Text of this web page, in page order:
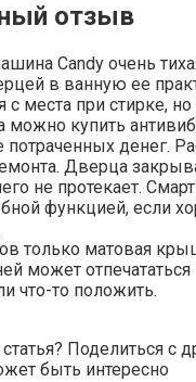
отзыв
Candy очень
в ванную ее
с места при стирке,
можно купить
потраченных денег.
Дверца
не протекает.
функцией, если
только матовая
может отпечататься
что-то положить.
Поделиться с
быть интересно